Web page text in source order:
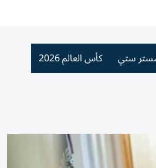
ستي كأس العالم 2026